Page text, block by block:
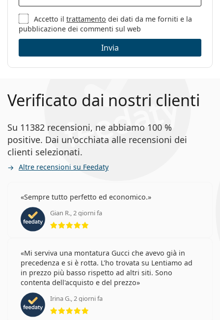
Sesso:
Categorie:
Occhiali da vista
Marca:
David Beckham
Codice:
DB 7052 807 20 53
Accetto iltrattamento dei dati da me forniti e la
pubblicazione dei commenti sul web
Invia
Verificato dai nostri clienti
Su 11382 recensioni, ne abbiamo 100 %
positive. Dai un'occhiata alle recensioni dei
clienti selezionati.
Altre recensioni su Feedaty
Sempre tutto perfetto ed economico.
Gian R., 2 giorni fa
Mi serviva una montatura Gucci che avevo già in
precedenza e si è rotta. L'ho trovata su Lentiamo ad
in prezzo più basso rispetto ad altri siti. Sono
contenta dell'acquisto e del prezzo
Irina G., 2 giorni fa